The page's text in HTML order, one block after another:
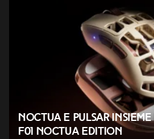
Noctua e Pulsar
F01 Noctua Edition